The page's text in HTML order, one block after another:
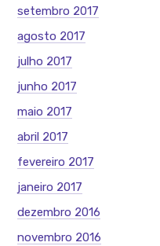
setembro 2017
agosto 2017
julho 2017
junho 2017
maio 2017
abril 2017
fevereiro 2017
janeiro 2017
dezembro 2016
novembro 2016